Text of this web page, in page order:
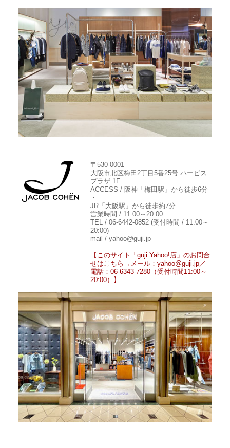
〒530-0001
大阪市北区梅田2丁目5番25号 ハービス
プラザ 1F
ACCESS / 阪神「梅田駅」から徒歩6分
・
JR「大阪駅」から徒歩約7分
営業時間 / 11:00～20:00
TEL / 06-6442-0852 (受付時間 / 11:00～
20:00)
mail / yahoo@guji.jp
【このサイト「guji Yahoo!店」のお問合
せはこちら→メール：yahoo@guji.jp／
電話：06-6343-7280（受付時間11:00～
20:00）】